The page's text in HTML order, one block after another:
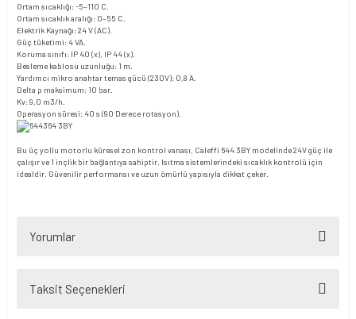
Ortam sıcaklığı: -5–110 C.
Ortam sıcaklık aralığı: 0–55 C.
Elektrik Kaynağı: 24 V (AC).
Güç tüketimi: 4 VA.
Koruma sınıfı: IP 40 (x), IP 44 (x).
Besleme kablosu uzunluğu: 1 m.
Yardımcı mikro anahtar temas gücü (230V): 0,8 A.
Delta p maksimum: 10 bar.
Kv: 9,0 m3/h.
Operasyon süresi: 40 s (90 Derece rotasyon).
Bu üç yollu motorlu küresel zon kontrol vanası, Caleffi 644 3BY modelinde 24V güç ile
çalışır ve 1 inçlik bir bağlantıya sahiptir. Isıtma sistemlerindeki sıcaklık kontrolü için
idealdir. Güvenilir performansı ve uzun ömürlü yapısıyla dikkat çeker.
Yorumlar
Taksit Seçenekleri